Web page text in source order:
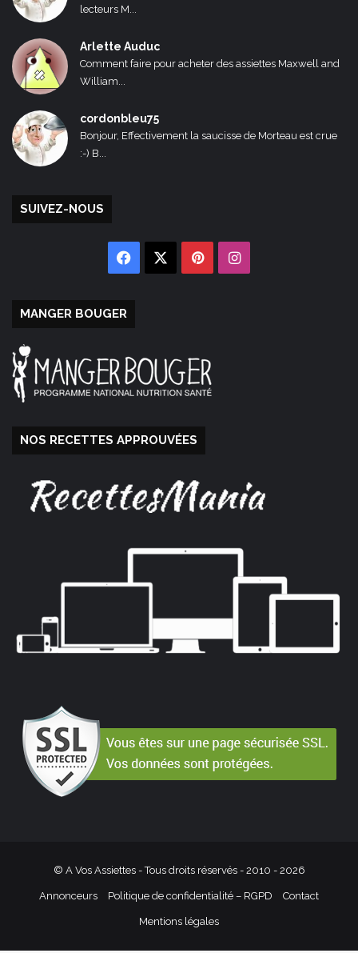
lecteurs M...
Arlette Auduc
Comment faire pour acheter des assiettes Maxwell and
William...
cordonbleu75
Bonjour, Effectivement la saucisse de Morteau est crue
:-) B...
SUIVEZ-NOUS
Facebook PinterestInstagram
MANGER BOUGER
NOS RECETTES APPROUVÉES
© A Vos Assiettes - Tous droits réservés - 2010 - 2026
Annonceurs Politique de confidentialité – RGPD Contact
Mentions légales